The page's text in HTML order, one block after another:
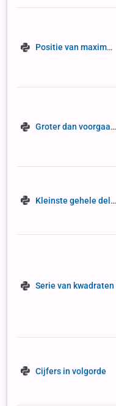
Positie van maximum waarde
Groter dan voorgaande in reeks
Kleinste gehele deler
Serie van kwadraten
Cijfers in volgorde